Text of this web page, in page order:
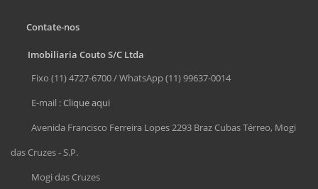
Contate-nos
Imobiliaria Couto S/C Ltda
Fixo (11) 4727-6700 / WhatsApp (11) 99637-0014
E-mail :Clique aqui
Avenida Francisco Ferreira Lopes 2293 Braz Cubas Térreo, Mogi
das Cruzes - S.P.
Mogi das Cruzes